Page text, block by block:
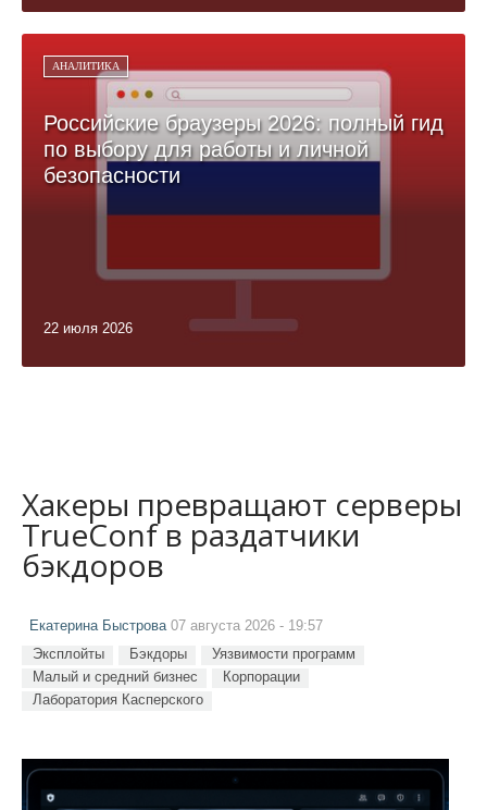
АНАЛИТИКА
Российские браузеры 2026: полный гид
по выбору для работы и личной
безопасности
22 июля 2026
Хакеры превращают серверы
TrueConf в раздатчики
бэкдоров
Екатерина Быстрова07 августа 2026 - 19:57
Эксплойты Бэкдоры
Уязвимости программ
Малый и средний бизнес
Корпорации
Лаборатория Касперского